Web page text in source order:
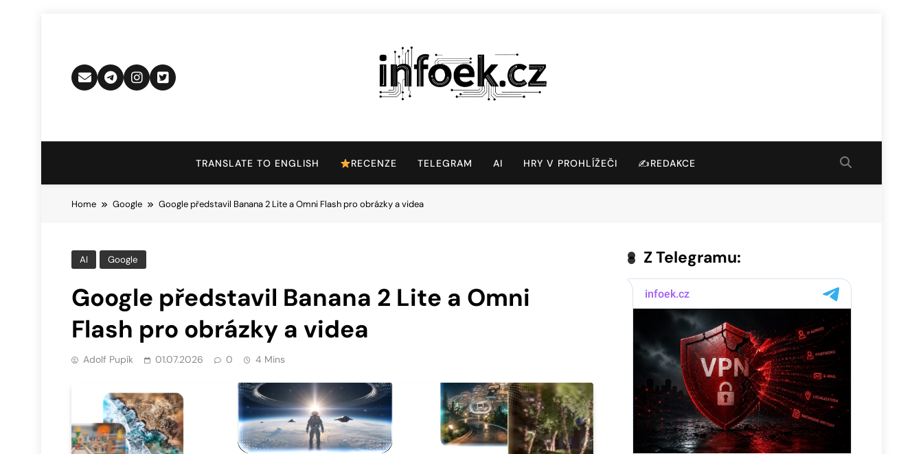
Infoek.cz
TRANSLATE TO ENGLISH RECENZE TELEGRAM AI HRY V PROHLÍŽEČI ✍️REDAKCE
Home Google Google představil Banana 2 Lite a Omni Flash pro obrázky a videa
AI Google
Google představil Banana 2 Lite a Omni
Flash pro obrázky a videa
Adolf Pupík 01.07.2026 0 4 Mins
Z Telegramu: